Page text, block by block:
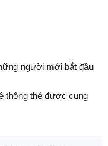
người mới bắt đầu
thống thẻ được cung